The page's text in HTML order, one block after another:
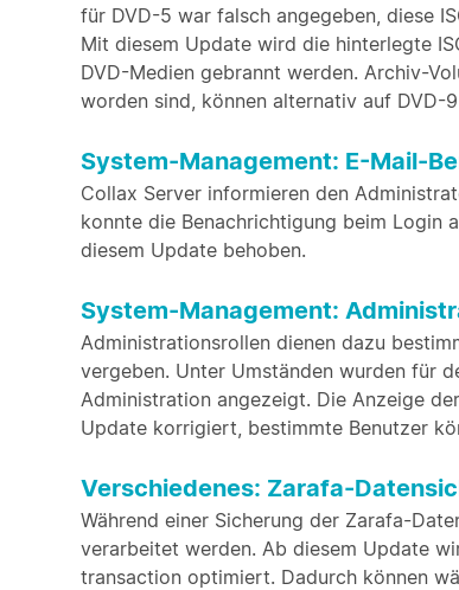
für DVD-5 war falsch angegeben, diese
Mit diesem Update wird die hinterlegte
DVD-Medien gebrannt werden. Archiv-
worden sind, können alternativ auf DVD-
System-Management: E-Mail-
Collax Server informieren den
konnte die Benachrichtigung beim Login
diesem Update behoben.
System-Management:
Administrationsrollen dienen dazu
vergeben. Unter Umständen wurden für
Administration angezeigt. Die Anzeige
Update korrigiert, bestimmte Benutzer
Verschiedenes: Zarafa-
Während einer Sicherung der Zarafa-
verarbeitet werden. Ab diesem Update
transaction optimiert. Dadurch können